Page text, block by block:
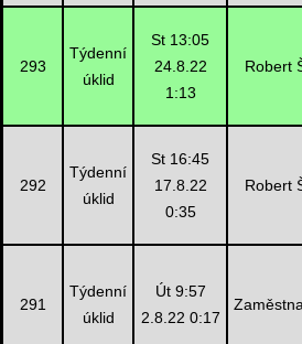
293
Týdenní
úklid
St 13:05
24.8.22
1:13
Robert
292
Týdenní
úklid
St 16:45
17.8.22
0:35
Robert
291
Týdenní
úklid
Út 9:57
2.8.22 0:17